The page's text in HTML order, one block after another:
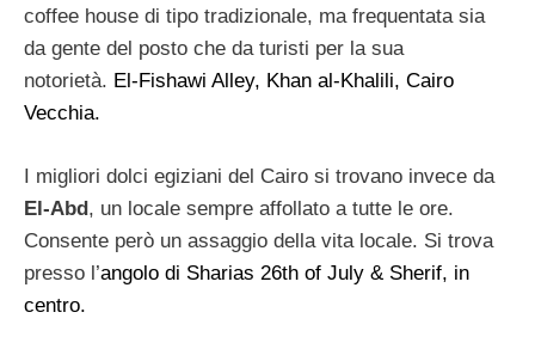
coffee house di tipo tradizionale, ma frequentata sia
da gente del posto che da turisti per la sua
notorietà. El-Fishawi Alley, Khan al-Khalili, Cairo
Vecchia.
I migliori dolci egiziani del Cairo si trovano invece da
El-Abd, un locale sempre affollato a tutte le ore.
Consente però un assaggio della vita locale. Si trova
presso l’angolo di Sharias 26th of July & Sherif, in
centro.